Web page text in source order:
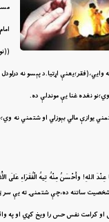
وايي،(فقر؛يعنې اړتيا.د پېسو نه
نغده غنا يې موندلې ده.
مالي بېوزلي او شتمني نه
عِنْدَ اللهِ! وأَحْسَنُ مِنْهُ تِيهُ الْفُقَرَاءِ
شخصيت ساتنه ده،چې شتمنۍ ته يې
کرامت نفس حس را ويخ کړي او په